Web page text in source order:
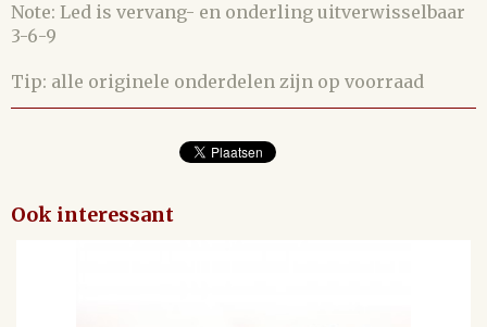
Note: Led is vervang- en onderling uitverwisselbaar
3-6-9
Tip: alle originele onderdelen zijn op voorraad
Ook interessant